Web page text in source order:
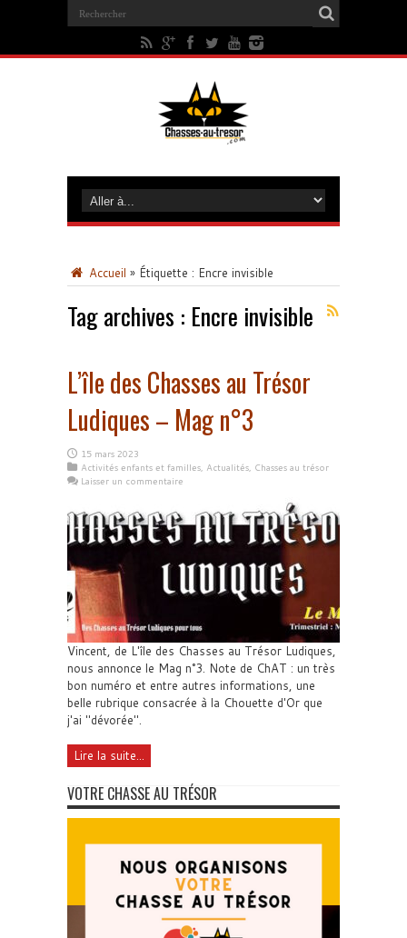
Accueil » Étiquette : Encre invisible
Tag archives : Encre invisible
L’île des Chasses au Trésor
Ludiques – Mag n°3
15 mars 2023
Activités enfants et familles, Actualités, Chasses au trésor
Laisser un commentaire
Vincent, de L'île des Chasses au Trésor Ludiques,
nous annonce le Mag n°3. Note de ChAT : un très
bon numéro et entre autres informations, une
belle rubrique consacrée à la Chouette d'Or que
j'ai "dévorée".
Lire la suite...
VOTRE CHASSE AU TRÉSOR